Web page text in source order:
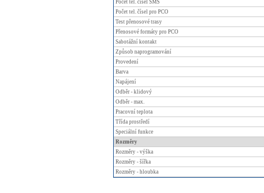
Počet tel. čísel SMS
Počet tel. čísel pro PCO
Test přenosové trasy
Přenosové formáty pro PCO
Sabotážní kontakt
Způsob naprogramování
Provedení
Barva
Napájení
Odběr - klidový
Odběr - max.
Pracovní teplota
Třída prostředí
Speciální funkce
Rozměry
Rozměry - výška
Rozměry - šířka
Rozměry - hloubka